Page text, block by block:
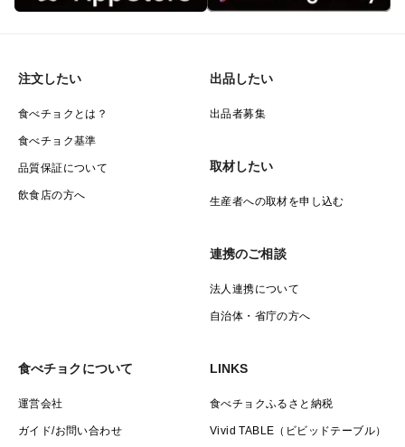
注文したい
食べチョクとは？
食べチョク基準
品質保証について
飲食店の方へ
出品したい
出品者募集
取材したい
生産者への取材を申し込む
連携のご相談
法人連携について
自治体・省庁の方へ
食べチョクについて
運営会社
ガイド/お問い合わせ
LINKS
食べチョクふるさと納税
Vivid TABLE（ビビッドテーブル）